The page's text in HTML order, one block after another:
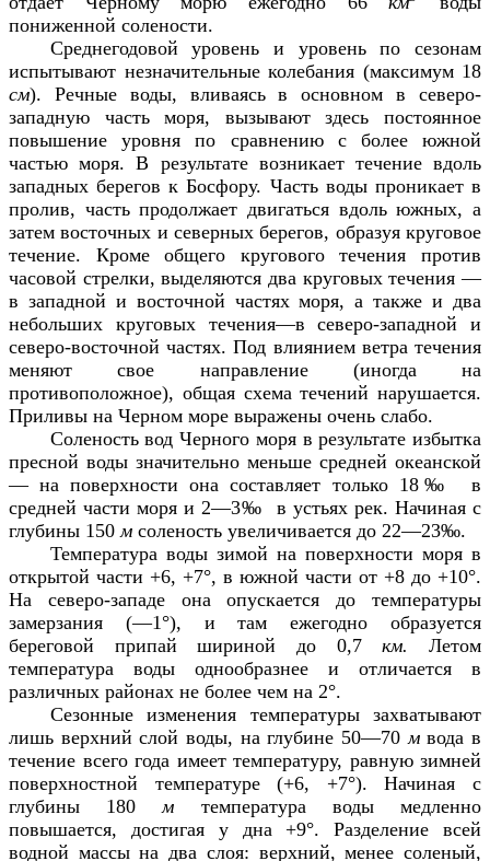
пониженной солености.
Среднегодовой уровень и уровень по сезонам
испытывают незначительные колебания (максимум 18
см).
Речные воды, вливаясь в основном в северо-
западную часть моря, вызывают здесь постоянное
повышение уровня по сравнению с более южной
частью моря. В результате возникает течение вдоль
западных берегов к Босфору. Часть воды проникает в
пролив, часть продолжает двигаться вдоль южных, а
затем восточных и северных берегов, образуя круговое
течение. Кроме общего кругового течения против
часовой стрелки, выделяются два круговых течения —
в западной и восточной частях моря, а также и два
небольших круговых течения—в северо-западной и
северо-восточной частях. Под влиянием ветра течения
меняют свое направление (иногда на
противоположное), общая схема течений нарушается.
Приливы на Черном море выражены очень слабо.
Соленость вод Черного моря в результате избытка
пресной воды значительно меньше средней океанской
— на поверхности она составляет только 18‰ в
средней части моря и 2—3‰ в устьях рек. Начиная с
глубины 150 м соленость увеличивается до 22—23‰.
Температура воды зимой на поверхности моря в
открытой части +6, +7°, в южной части от +8 до +10°.
На северо-западе она опускается до температуры
замерзания (—1°), и там ежегодно образуется
береговой припай шириной до 0,7км.Летом
температура воды однообразнее и отличается в
различных районах не более чем на 2°.
Сезонные изменения температуры захватывают
лишь верхний слой воды, на глубине 50—70 мвода в
течение всего года имеет температуру, равную зимней
поверхностной температуре (+6, +7°). Начиная с
глубины 180 м температура воды медленно
повышается, достигая у дна +9°. Разделение всей
водной массы на два слоя: верхний, менее соленый,